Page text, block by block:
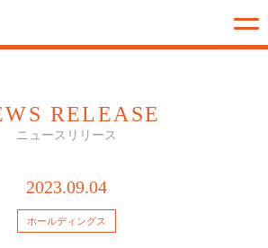
RELEASE
ニュースリリース
2023.09.04
ホールディングス